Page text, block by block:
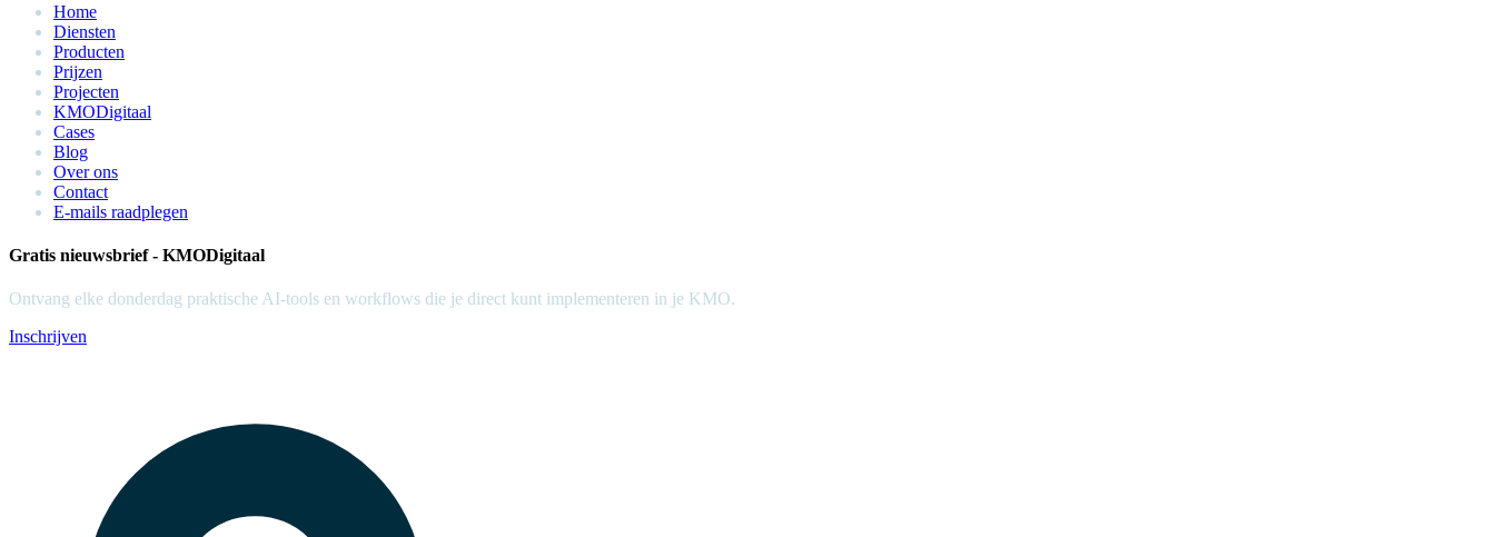
Home
Diensten
Producten
Prijzen
Projecten
KMODigitaal
Cases
Blog
Over ons
Contact
E-mails raadplegen
Gratis nieuwsbrief - KMODigitaal
Ontvang elke donderdag praktische AI-tools en workflows die je direct kunt implementeren in je KMO.
Inschrijven